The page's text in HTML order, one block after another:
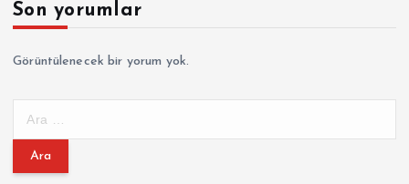
Son yorumlar
Görüntülenecek bir yorum yok.
m